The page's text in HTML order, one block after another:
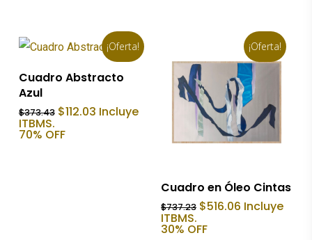
¡Oferta!
Añadir Al Carrito
Cuadro Abstracto
Azul
$373.43 El
original
$112.03El
precio
Incluye
ITBMS.
70% OFF
¡Oferta!
Añadir Al Carrito
Cuadro en Óleo Cintas
$737.23 El
original
$516.06 El
precio
Incluye
ITBMS.
30% OFF